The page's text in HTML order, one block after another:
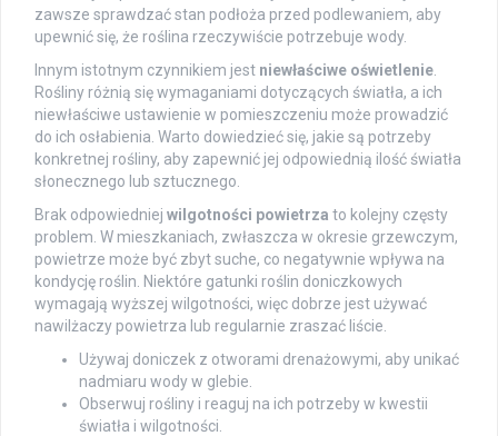
zawsze sprawdzać stan podłoża przed podlewaniem, aby
upewnić się, że roślina rzeczywiście potrzebuje wody.
Innym istotnym czynnikiem jest niewłaściwe oświetlenie.
Rośliny różnią się wymaganiami dotyczących światła, a ich
niewłaściwe ustawienie w pomieszczeniu może prowadzić
do ich osłabienia. Warto dowiedzieć się, jakie są potrzeby
konkretnej rośliny, aby zapewnić jej odpowiednią ilość światła
słonecznego lub sztucznego.
Brak odpowiedniej wilgotności powietrza to kolejny częsty
problem. W mieszkaniach, zwłaszcza w okresie grzewczym,
powietrze może być zbyt suche, co negatywnie wpływa na
kondycję roślin. Niektóre gatunki roślin doniczkowych
wymagają wyższej wilgotności, więc dobrze jest używać
nawilżaczy powietrza lub regularnie zraszać liście.
Używaj doniczek z otworami drenażowymi, aby unikać
nadmiaru wody w glebie.
Obserwuj rośliny i reaguj na ich potrzeby w kwestii
światła i wilgotności.